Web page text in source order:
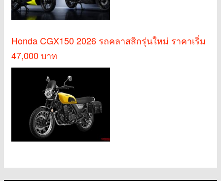
Honda CGX150 2026 รถคลาสสิกรุ่นใหม่ ราคาเริ่ม
47,000 บาท